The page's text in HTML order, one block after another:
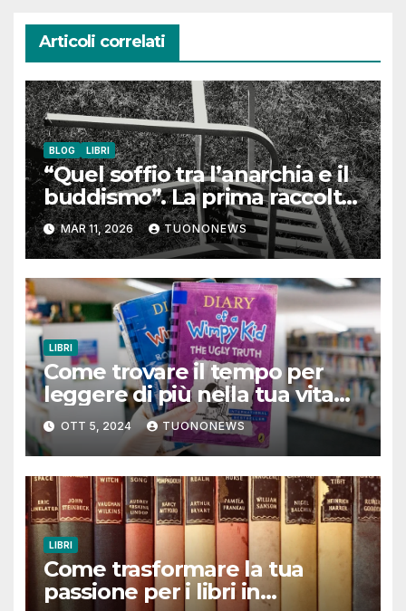
Articoli correlati
BLOG LIBRI
“Quel soffio tra l’anarchia e il
buddismo”. La prima raccolta
poetica di Paolo Modolo
MAR 11, 2026 TUONONEWS
LIBRI
Come trovare il tempo per
leggere di più nella tua vita
quotidiana
OTT 5, 2024 TUONONEWS
LIBRI
Come trasformare la tua
passione per i libri in